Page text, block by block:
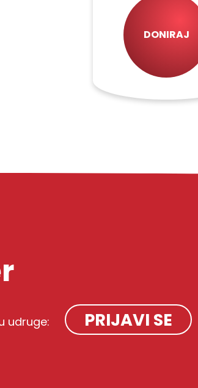
DONIRAJ
udruge: PRIJAVI SE